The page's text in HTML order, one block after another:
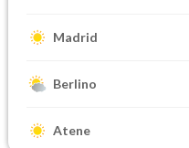
Madrid
Berlino
Atene